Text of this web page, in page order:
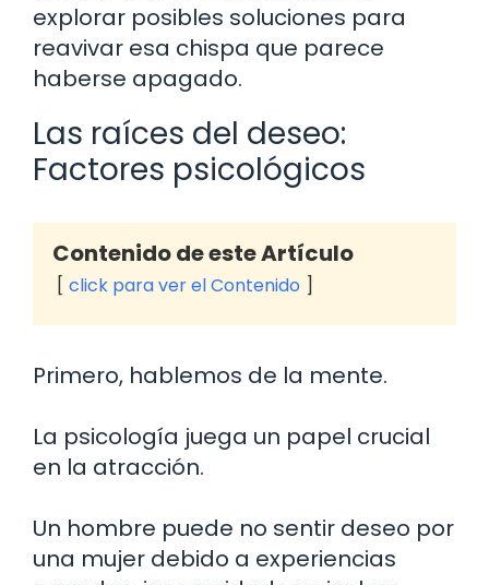
explorar posibles soluciones para
reavivar esa chispa que parece
haberse apagado.
Las raíces del deseo:
Factores psicológicos
Contenido de este Artículo
click para ver el Contenido
Primero, hablemos de la mente.
La psicología juega un papel crucial
en la atracción.
Un hombre puede no sentir deseo por
una mujer debido a experiencias